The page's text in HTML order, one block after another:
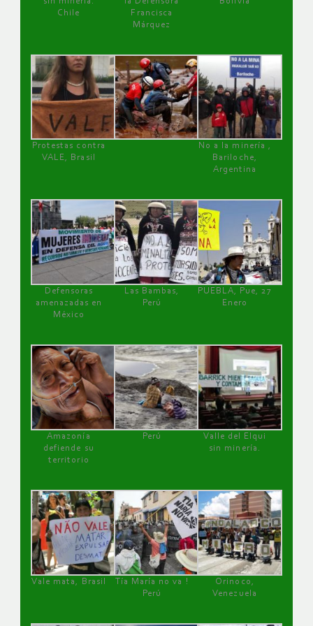
Chile
Francisca
Márquez
Protestas contra
VALE, Brasil
No a la minería ,
Bariloche,
Argentina
Defensoras
amenazadas en
México
Las Bambas,
Perú
PUEBLA, Pue, 27
Enero
Amazonía
defiende su
territorio
Perú
Valle del Elqui
sin minería.
Vale mata, Brasil
Tía María no va !
Perú
Orinoco,
Venezuela